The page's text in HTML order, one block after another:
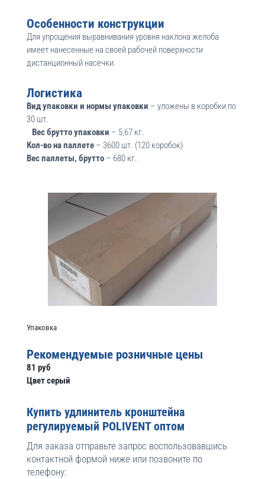
Особенности конструкции
Для упрощения выравнивания уровня наклона желоба
имеет нанесенные на своей рабочей поверхности
дистанционный насечки.
Логистика
Вид упаковки и нормы упаковки – уложены в коробки по
30 шт.
Вес брутто упаковки – 5,67 кг.
Кол-во на паллете– 3600 шт. (120 коробок)
Вес паллеты, брутто– 680 кг.
Упаковка
Рекомендуемые розничные цены
81 руб
Цвет серый
Купить удлинитель кронштейна
регулируемый POLIVENT оптом
Для заказа отправьте запрос воспользовавшись
контактной формой ниже или позвоните по
телефону: